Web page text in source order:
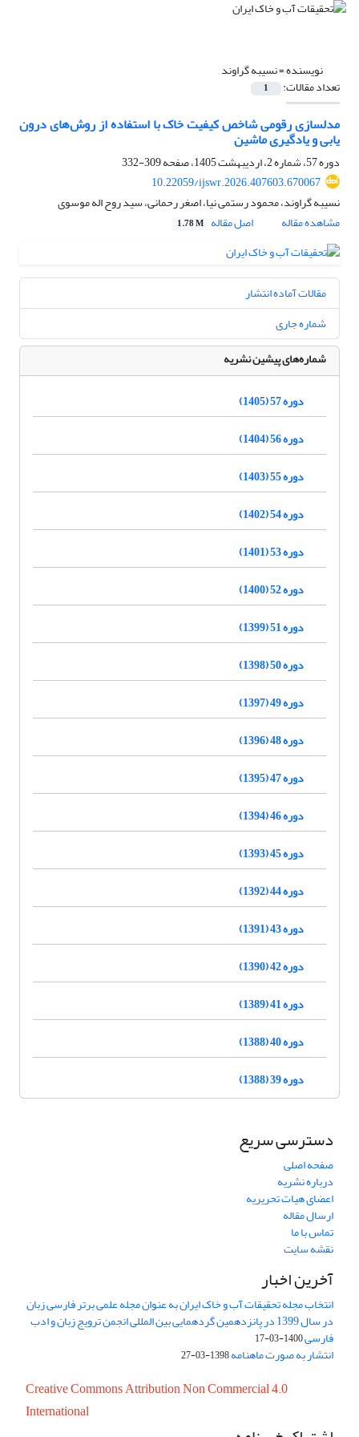
نویسنده =نسیبه گراوند
تعداد مقالات: 1
مدلسازی رقومی شاخص کیفیت خاک با استفاده از روش‌های درون
یابی و یادگیری ماشین
دوره 57، شماره 2، اردیبهشت 1405، صفحه
309-332
10.22059/ijswr.2026.407603.670067
نسیبه گراوند، محمود رستمی نیا، اصغر رحمانی، سید روح اله موسوی
مشاهده مقاله
اصل مقاله 1.78 M
مقالات آماده انتشار
شماره جاری
شماره‌های پیشین نشریه
دوره 57 (1405)
دوره 56 (1404)
دوره 55 (1403)
دوره 54 (1402)
دوره 53 (1401)
دوره 52 (1400)
دوره 51 (1399)
دوره 50 (1398)
دوره 49 (1397)
دوره 48 (1396)
دوره 47 (1395)
دوره 46 (1394)
دوره 45 (1393)
دوره 44 (1392)
دوره 43 (1391)
دوره 42 (1390)
دوره 41 (1389)
دوره 40 (1388)
دوره 39 (1388)
دسترسی سریع
صفحه اصلی
درباره نشریه
اعضای هیات تحریریه
ارسال مقاله
تماس با ما
نقشه سایت
آخرین اخبار
انتخاب مجله تحقیقات آب و خاک ایران به عنوان مجله علمی برتر فارسی زبان
در سال 1399 در پانزدهمین گردهمایی بین المللی انجمن ترویج زبان و ادب
فارسی1400-03-17
انتشار به صورت ماهنامه1398-03-27
Creative Commons Attribution Non Commercial 4.0
International